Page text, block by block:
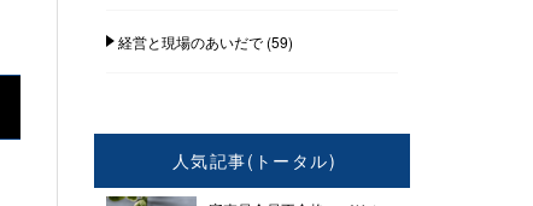
経営と現場のあいだで(59)
人気記事(トータル)